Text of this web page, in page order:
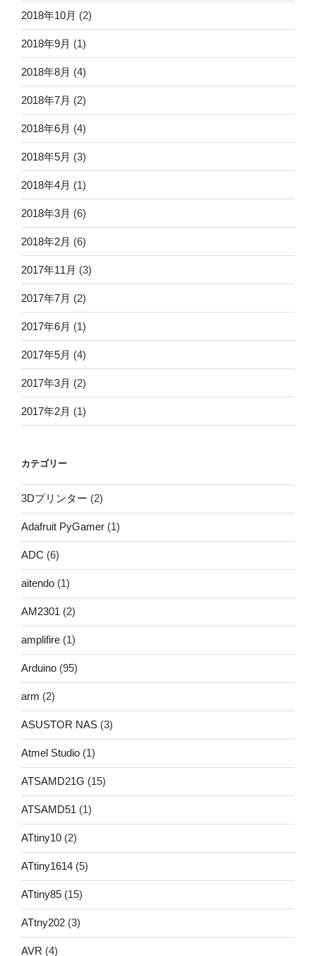
2018年10月 (2)
2018年9月 (1)
2018年8月 (4)
2018年7月 (2)
2018年6月 (4)
2018年5月 (3)
2018年4月 (1)
2018年3月 (6)
2018年2月 (6)
2017年11月 (3)
2017年7月 (2)
2017年6月 (1)
2017年5月 (4)
2017年3月 (2)
2017年2月 (1)
カテゴリー
3Dプリンター (2)
Adafruit PyGamer (1)
ADC (6)
aitendo (1)
AM2301 (2)
amplifire (1)
Arduino (95)
arm (2)
ASUSTOR NAS (3)
Atmel Studio (1)
ATSAMD21G (15)
ATSAMD51 (1)
ATtiny10 (2)
ATtiny1614 (5)
ATtiny85 (15)
ATtny202 (3)
AVR (4)